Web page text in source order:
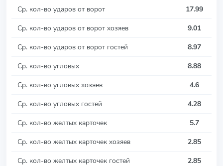
Ср. кол-во ударов от ворот
17.99
Ср. кол-во ударов от ворот хозяев
9.01
Ср. кол-во ударов от ворот гостей
8.97
Ср. кол-во угловых
8.88
Ср. кол-во угловых хозяев
4.6
Ср. кол-во угловых гостей
4.28
Ср. кол-во желтых карточек
5.7
Ср. кол-во желтых карточек хозяев
2.85
Ср. кол-во желтых карточек гостей
2.85